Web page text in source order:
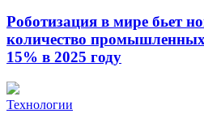
Роботизация в мире бьет
количество
15% в 2025 году
Технологии